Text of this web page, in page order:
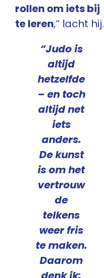
rollen om iets bij
te leren,” lacht hij.
“Judo is
altijd
hetzelfde
– en toch
altijd net
iets
anders.
De kunst
is om het
vertrouw
de
telkens
weer fris
te maken.
Daarom